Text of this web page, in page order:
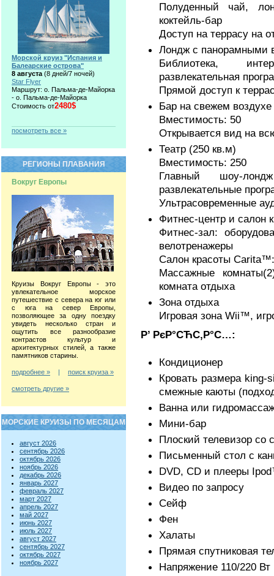
Полуденный чай,
коктейль-бар
Доступ на террасу на
Лондж с панорамными
Библиотека,
развлекательная
Прямой доступ к
Бар на свежем
Вместимость: 50
Открывается вид на
Театр (250 кв.м)
Вместимость: 250
Главный шоу-
развлекательные
Ультрасовременные
Фитнес-центр и салон
Фитнес-зал:
велотренажеры
Салон красоты
Массажные
комната отдыха
Зона отдыха
Игровая зона Wii™,
Р’ РєР°СЋС‚Р°С…:
Кондиционер
Кровать размера king-
смежные каюты
Ванна или
Мини-бар
Плоский телевизор со
Письменный стол с
DVD, CD и плееры
Видео по запросу
Сейф
Фен
Халаты
Прямая спутниковая
Напряжение 110/220 Вт
Морской круиз "Испания и
Балеарские острова"
8 августа (8 дней/7 ночей)
Star Flyer
Маршрут: о. Пальма-де-Майорка
- о. Пальма-де-Майорка
Стоимость от2480$
посмотреть все »
РЕГИОНЫ ПЛАВАНИЯ
Вокруг Европы
Круизы Вокруг Европы - это
увлекательное морское
путешествие с севера на юг или
с юга на север Европы,
позволяющее за одну поездку
увидеть несколько стран и
ощутить все разнообразие
контрастов культур и
архитектурных стилей, а также
памятников старины.
подробнее » | поиск круиза »
смотреть другие »
МОРСКИЕ КРУИЗЫ ПО МЕСЯЦАМ
август 2026
сентябрь 2026
октябрь 2026
ноябрь 2026
декабрь 2026
январь 2027
февраль 2027
март 2027
апрель 2027
май 2027
июнь 2027
июль 2027
август 2027
сентябрь 2027
октябрь 2027
ноябрь 2027